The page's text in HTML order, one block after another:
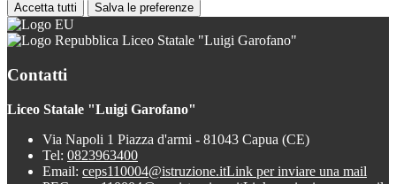
Accetta tutti Salva le preferenze
Liceo Statale "Luigi Garofano"
Contatti
Liceo Statale "Luigi Garofano"
Via Napoli 1 Piazza d'armi - 81043 Capua (CE)
Tel: 0823963400
Email: ceps110004@istruzione.itLink per inviare una mail